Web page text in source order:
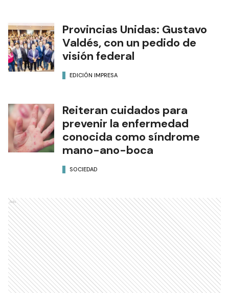
Provincias Unidas: Gustavo
Valdés, con un pedido de
visión federal
EDICIÓN IMPRESA
Reiteran cuidados para
prevenir la enfermedad
conocida como síndrome
mano-ano-boca
SOCIEDAD
Ads